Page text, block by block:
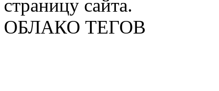
страницу сайта.
ОБЛАКО ТЕГОВ